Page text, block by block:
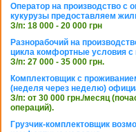
Оператор на производство с
кукурузы предоставляем
З/п: 18 000 - 20 000 грн
Разнорабочий на
цикла комфортные условия с
З/п: 27 000 - 35 000 грн.
Комплектовщик с
(неделя через неделю)
З/п: от 30 000 грн./месяц
операций).
Грузчик-комплектовщик